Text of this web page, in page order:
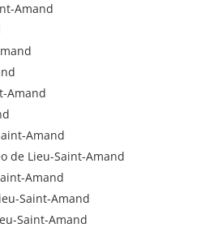
Amand
Amand
Amand
de Lieu-Saint-Amand
Amand
Saint-Amand
Saint-Amand